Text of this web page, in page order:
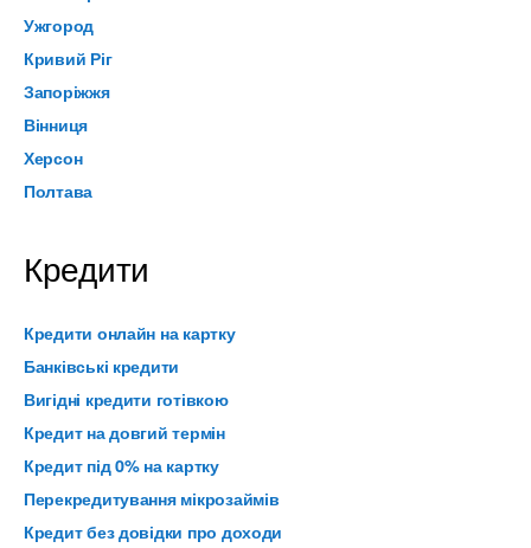
Ужгород
Кривий Ріг
Запоріжжя
Вінниця
Херсон
Полтава
Кредити
Кредити онлайн на картку
Банківські кредити
Вигідні кредити готівкою
Кредит на довгий термін
Кредит під 0% на картку
Перекредитування мікрозаймів
Кредит без довідки про доходи